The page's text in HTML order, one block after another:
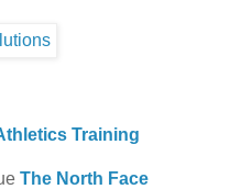
Training
The North Face